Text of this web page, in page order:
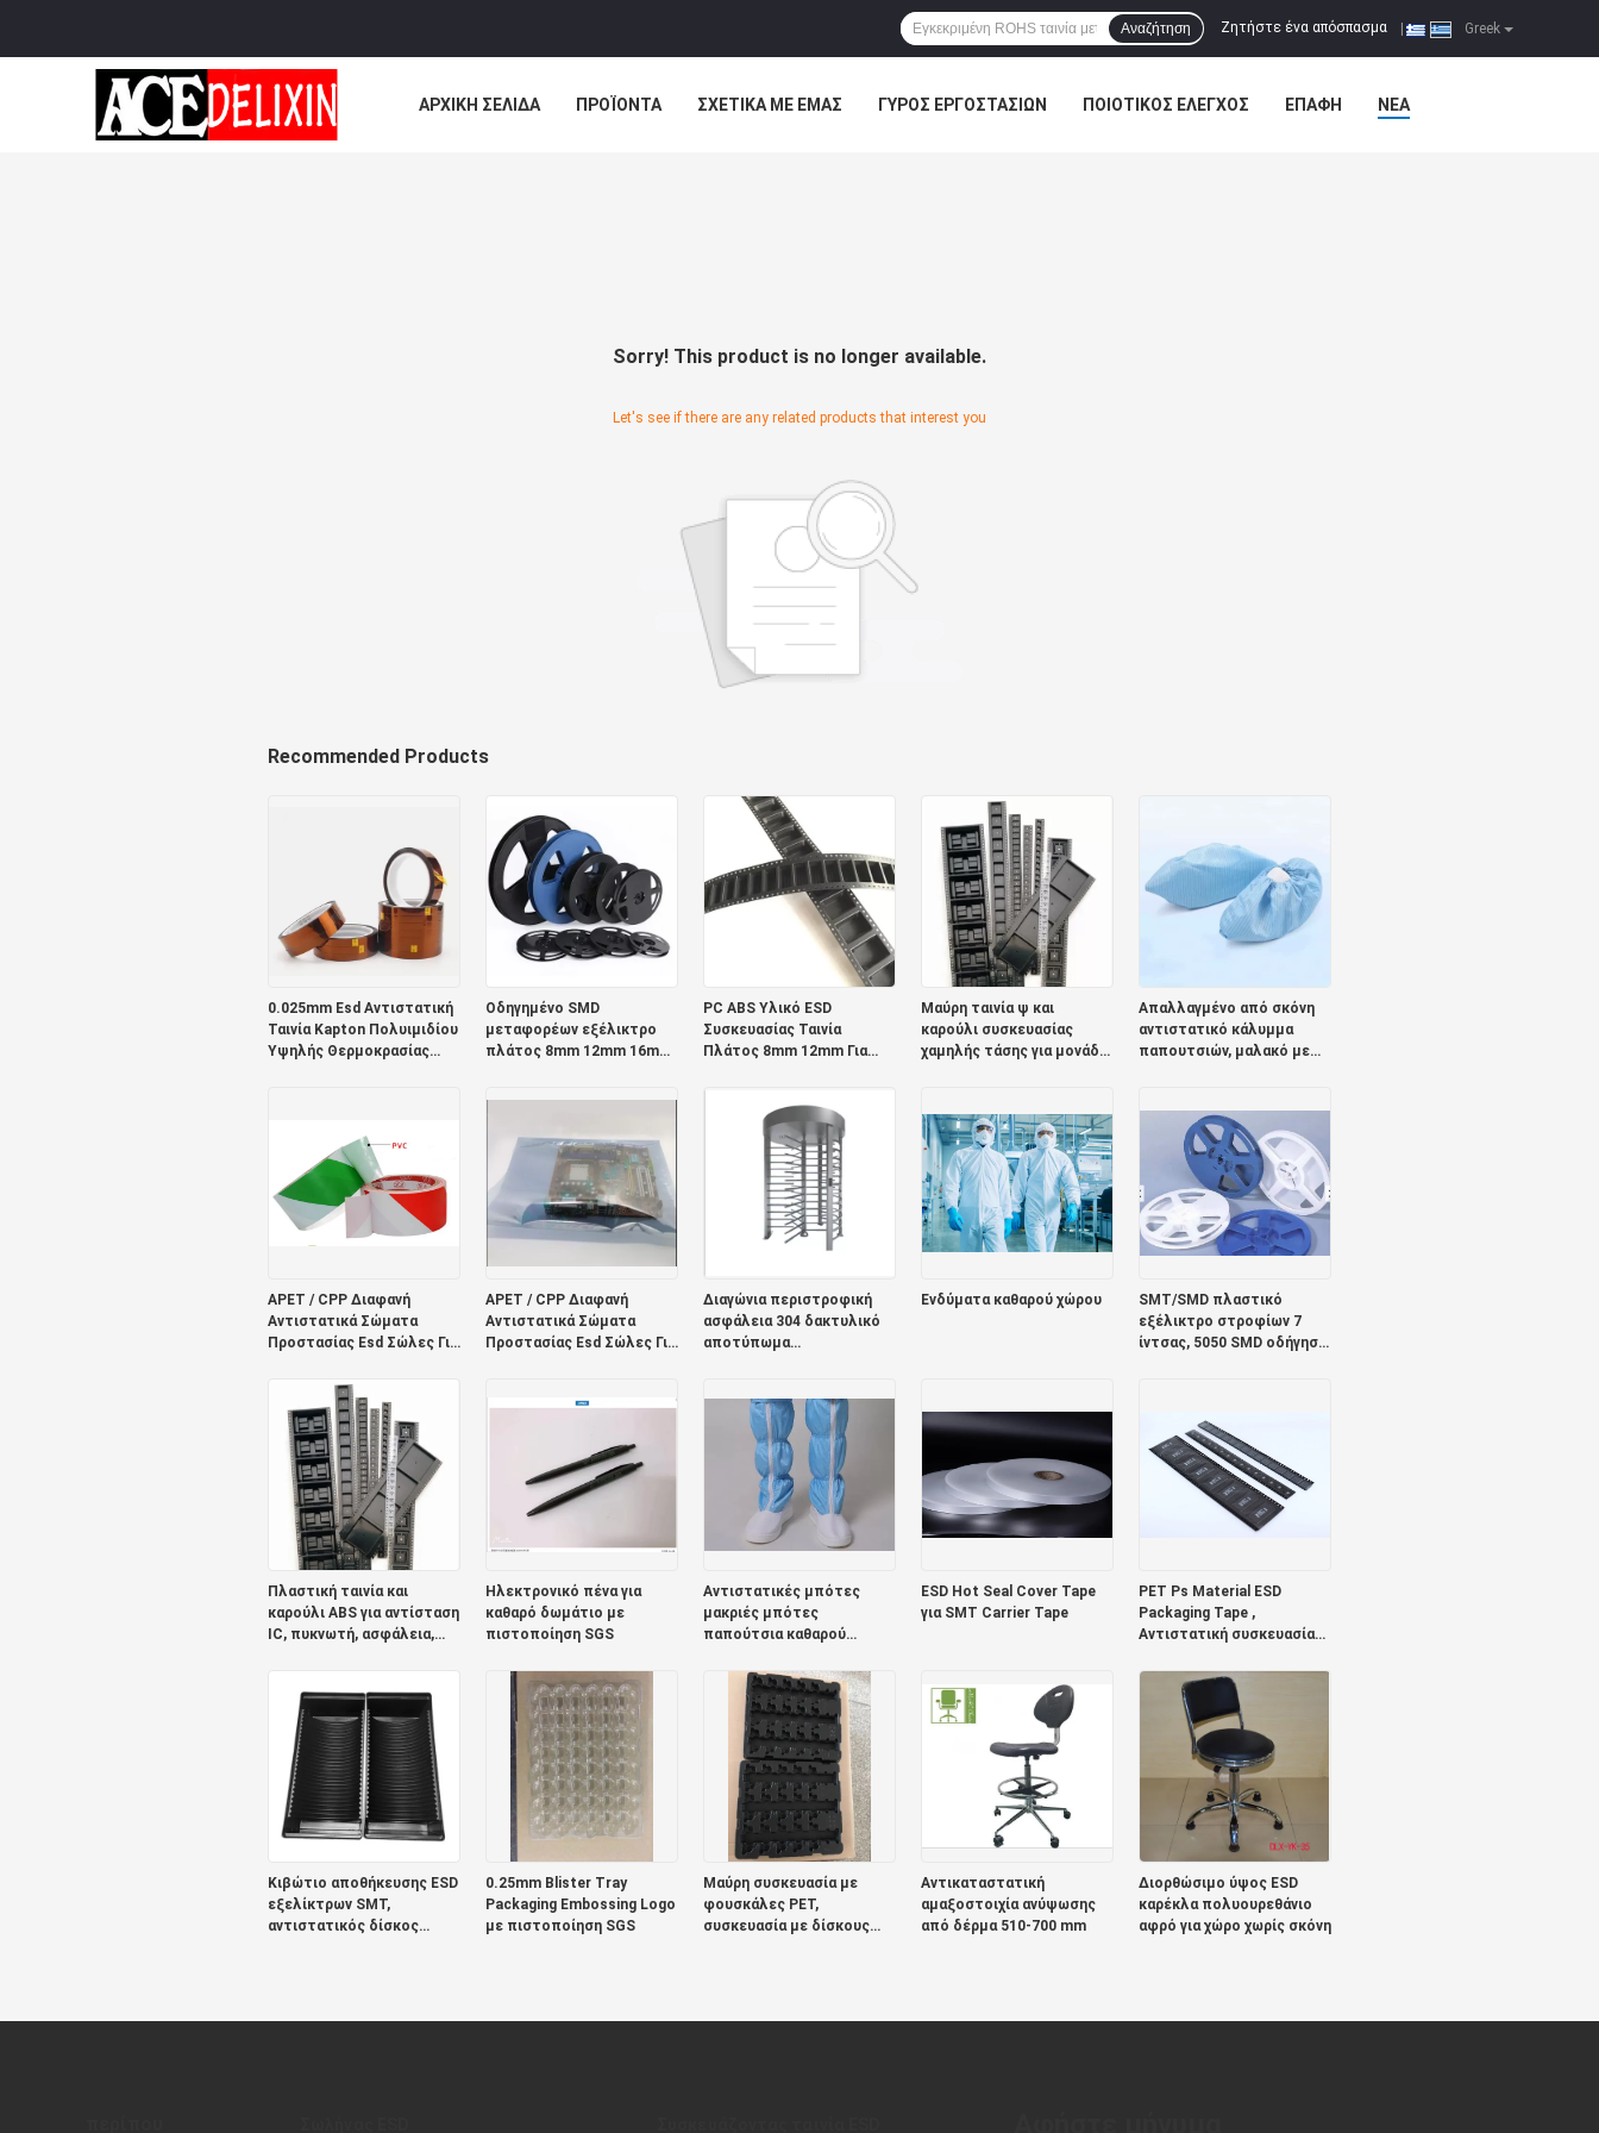
Greek
Ζητήστε ένα απόσπασμα
Αναζήτηση
ΑΡΧΙΚΉ ΣΕΛΊΔΑ ΠΡΟΪΌΝΤΑ ΣΧΕΤΙΚΆ ΜΕ ΕΜΆΣ ΓΎΡΟΣ ΕΡΓΟΣΤΑΣΊΩΝ ΠΟΙΟΤΙΚΌΣ ΈΛΕΓΧΟΣ ΕΠΑΦΉ ΝΈΑ
Sorry! This product is no longer available.
Let's see if there are any related products that interest you
Recommended Products
0.025mm Esd Αντιστατική
Ταινία Kapton Πολυιμιδίου
Υψηλής Θερμοκρασίας
Οδηγημένο SMD
μεταφορέων εξέλικτρο
πλάτος 8mm 12mm 16mm
PC ABS Υλικό ESD
Συσκευασίας Ταινία
Πλάτος 8mm 12mm Για
Μαύρη ταινία ψ και
καρούλι συσκευασίας
χαμηλής τάσης για μονάδα
Απαλλαγμένο από σκόνη
αντιστατικό κάλυμμα
παπουτσιών, μαλακό με
παπουτσιών
APET / CPP Διαφανή
Αντιστατικά Σώματα
Προστασίας Esd Σώλες Για
APET / CPP Διαφανή
Αντιστατικά Σώματα
Προστασίας Esd Σώλες Για
Διαγώνια περιστροφική
ασφάλεια 304 δακτυλικό
αποτύπωμα
Ενδύματα καθαρού χώρου
SMT/SMD πλαστικό
εξέλικτρο στροφίων 7
ίντσας, 5050 SMD οδήγησε
Πλαστική ταινία και
καρούλι ABS για αντίσταση
IC, πυκνωτή, ασφάλεια,
Ηλεκτρονικό πένα για
καθαρό δωμάτιο με
πιστοποίηση SGS
Αντιστατικές μπότες
μακριές μπότες
παπούτσια καθαρού
μεγέθη 35-50
ESD Hot Seal Cover Tape
για SMT Carrier Tape
PET Ps Material ESD
Packaging Tape ,
Αντιστατική συσκευασία
Κιβώτιο αποθήκευσης ESD
εξελίκτρων SMT,
αντιστατικός δίσκος
0.25mm Blister Tray
Packaging Embossing Logo
με πιστοποίηση SGS
Μαύρη συσκευασία με
φουσκάλες PET,
συσκευασία με δίσκους
Αντικαταστατική
αμαξοστοιχία ανύψωσης
από δέρμα 510-700 mm
Διορθώσιμο ύψος ESD
καρέκλα πολυουρεθάνιο
αφρό για χώρο χωρίς σκόνη